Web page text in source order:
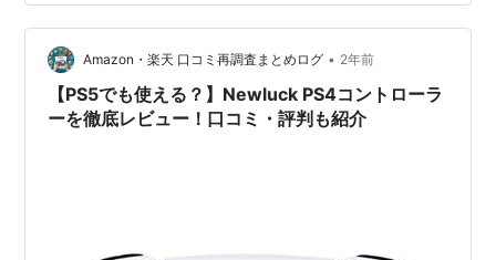
PlayStation 公式ライセンス商品】 | Android ・
iPhone15、16 | スマートフォン向け ゲーム…
Amazon・楽天 口コミ再調査まとめログ • 2年前
【PS5でも使える？】Newluck PS4コントローラ
ーを徹底レビュー！口コミ・評判も紹介